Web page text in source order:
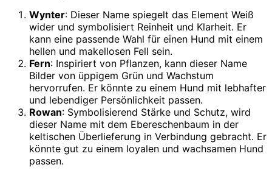
Wynter: Dieser Name spiegelt das Element Weiß
wider und symbolisiert Reinheit und Klarheit. Er
kann eine passende Wahl für einen Hund mit einem
hellen und makellosen Fell sein.
Fern: Inspiriert von Pflanzen, kann dieser Name
Bilder von üppigem Grün und Wachstum
hervorrufen. Er könnte zu einem Hund mit lebhafter
und lebendiger Persönlichkeit passen.
Rowan: Symbolisierend Stärke und Schutz, wird
dieser Name mit dem Ebereschenbaum in der
keltischen Überlieferung in Verbindung gebracht. Er
könnte gut zu einem loyalen und wachsamen Hund
passen.